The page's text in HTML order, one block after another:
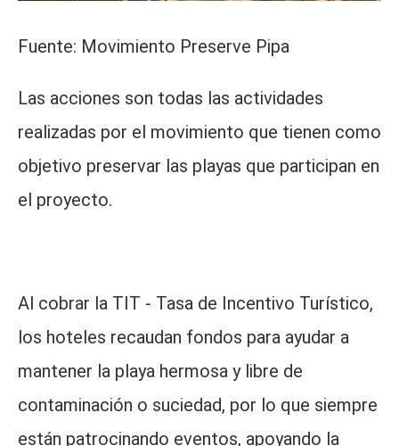
Fuente: Movimiento Preserve Pipa
Las acciones son todas las actividades
realizadas por el movimiento que tienen como
objetivo preservar las playas que participan en
el proyecto.
Al cobrar la TIT - Tasa de Incentivo Turístico,
los hoteles recaudan fondos para ayudar a
mantener la playa hermosa y libre de
contaminación o suciedad, por lo que siempre
están patrocinando eventos, apoyando la